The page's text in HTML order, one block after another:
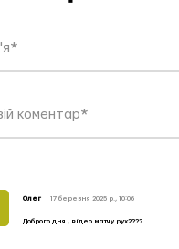
Олег 17 березня 2025 р., 10:06
Доброго дня , відео матчу рух2???